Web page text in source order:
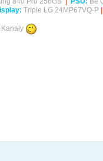
Triple LG 24MP67VQ-P |